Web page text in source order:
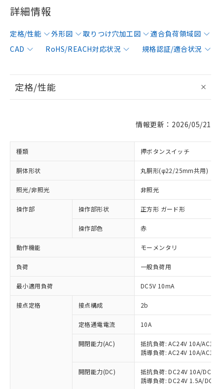
詳細情報
定格/性能 外形図 取りつけ穴加工図
適合負荷領域図
CAD
RoHS/REACH対応状況 規格認証/適合状況
定格/性能
情報更新：2026/05/21
種類 押ボタンスイッチ
胴体形状 丸胴形(φ22/25mm共用)
照光/非照光 非照光
操作部 操作部形状 正方形 ガード形
操作部色 赤
動作機能 モーメンタリ
負荷 一般負荷用
最小適用負荷 DC5V 10mA
接点定格 接点構成 2b
定格通電電流 10A
開閉能力(AC)
抵抗負荷: AC24V 10A/
誘導負荷: AC24V 10A/
開閉能力(DC)
抵抗負荷: DC24V 10A/
誘導負荷: DC24V 1.5A/
※1 対応状況
対応済み：EU RoHS指令（10物質）の
非含有に対応した製品が提供可能な商品で
対応予定：EU RoHS指令（10物質）の非含